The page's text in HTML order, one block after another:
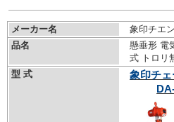
メーカー名
象印チエ
品名
懸垂形 電
式 トロリ
型 式
象印チ